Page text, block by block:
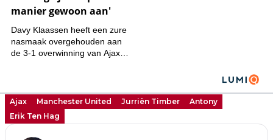
Ajax Manchester United Jurriën Timber
Antony
Erik Ten Hag